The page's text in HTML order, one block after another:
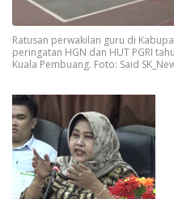
Ratusan perwakilan guru di
peringatan HGN dan HUT PGRI
Kuala Pembuang. Foto: Said